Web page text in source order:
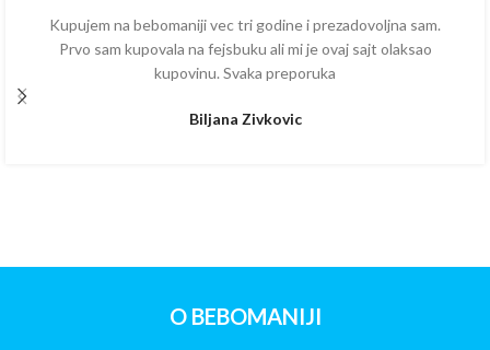
Kupujem na bebomaniji vec tri godine i prezadovoljna sam.
Prvo sam kupovala na fejsbuku ali mi je ovaj sajt olaksao
kupovinu. Svaka preporuka
Biljana Zivkovic
O BEBOMANIJI